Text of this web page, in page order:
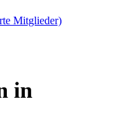
Mitglieder)
in